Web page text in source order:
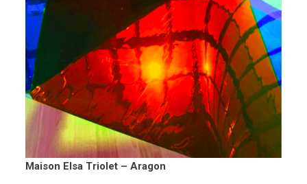
Maison Elsa Triolet – Aragon